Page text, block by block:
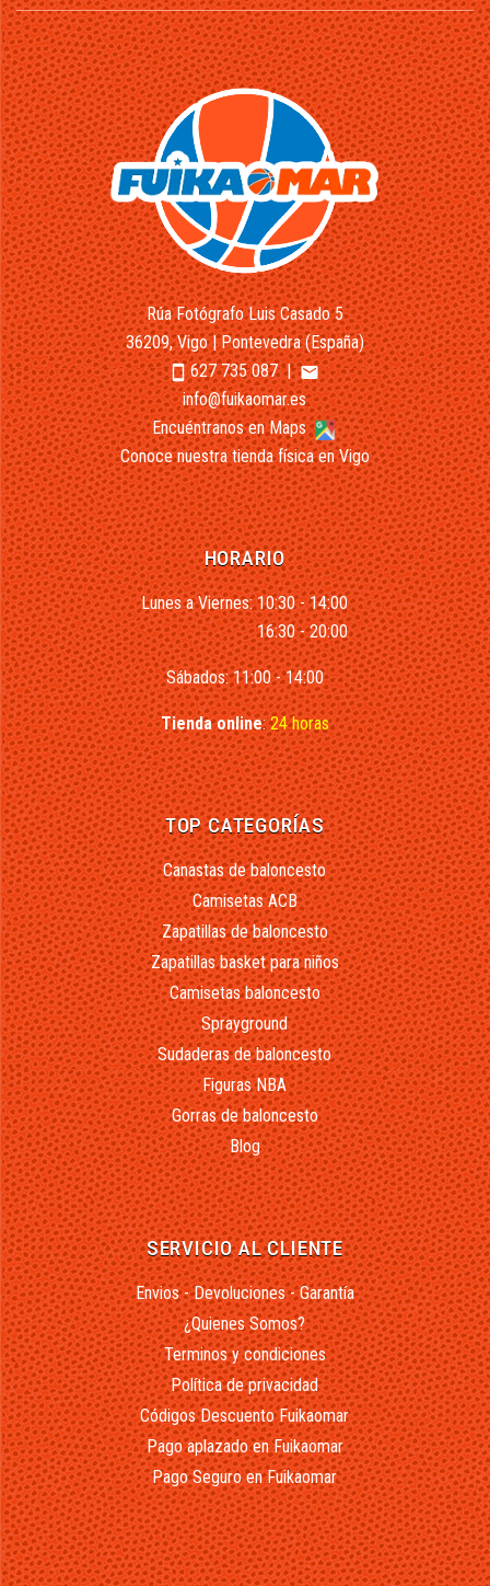
Rúa Fotógrafo Luis Casado 5
36209, Vigo | Pontevedra (España)
smartphone627 735 087|email
info@fuikaomar.es
Encuéntranos en Maps
Conoce nuestra tienda física en Vigo
HORARIO
Lunes a Viernes: 10:30 - 14:00
16:30 - 20:00
Sábados: 11:00 - 14:00
Tienda online:24 horas
TOP CATEGORÍAS
Canastas de baloncesto
Camisetas ACB
Zapatillas de baloncesto
Zapatillas basket para niños
Camisetas baloncesto
Sprayground
Sudaderas de baloncesto
Figuras NBA
Gorras de baloncesto
Blog
SERVICIO AL CLIENTE
Envios - Devoluciones - Garantía
¿Quienes Somos?
Terminos y condiciones
Política de privacidad
Códigos Descuento Fuikaomar
Pago aplazado en Fuikaomar
Pago Seguro en Fuikaomar